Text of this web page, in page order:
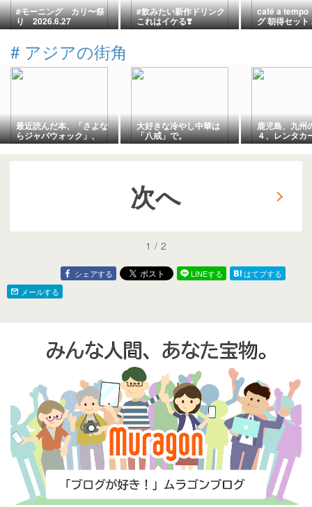
#モーニング カリ〜祭
り 2026.6.27
#飲みたい新作ドリンク
これはイケる❣️
2026.8.9
café a
グ 朝得セッ
# アジアの街角
最近読んだ本、「さよな
らジャバウォック」、
「夏迷宮」。
大好きな冷やし中華は
「八戒」で。
鹿児島、九州
４、レンタカ
術館へ。
次へ
1 / 2
シェアする LINEする
はてブする
メールする